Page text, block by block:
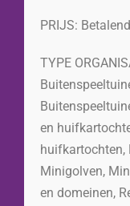
PRIJS: Betalend
TYPE
en
huifkartochten,
Minigolven,
en domeinen,